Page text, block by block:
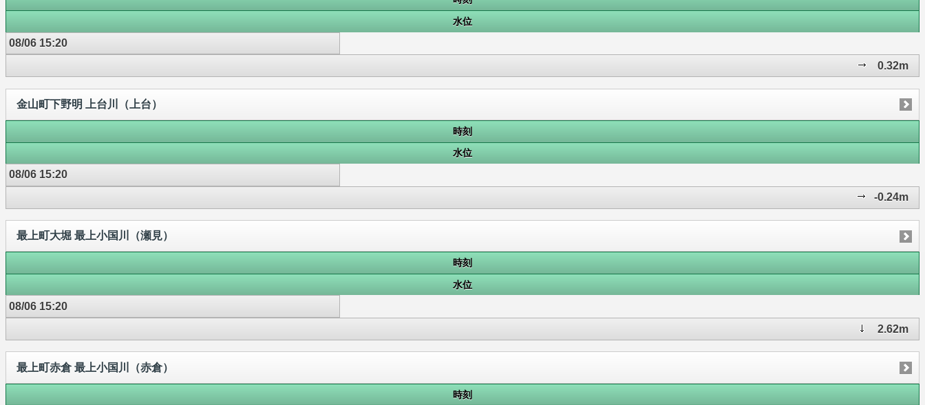
水位
08/06 15:20
0.32m
金山町下野明 上台川（上台）
時刻
水位
08/06 15:20
-0.24m
最上町大堀 最上小国川（瀬見）
時刻
水位
08/06 15:20
2.62m
最上町赤倉 最上小国川（赤倉）
時刻